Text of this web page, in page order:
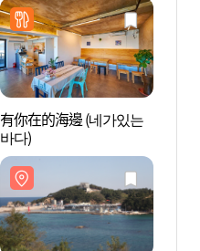
有你在的海邊 (네가있는
바다)